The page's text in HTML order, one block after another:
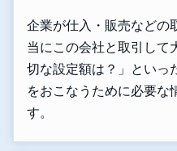
企業が仕入・販売などの
当にこの会社と取引して
切な設定額は？」といっ
をおこなうために必要な
す。